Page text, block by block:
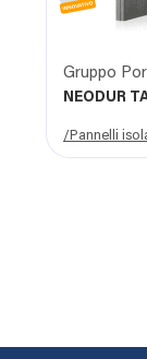
NEODUR
/Pannelli